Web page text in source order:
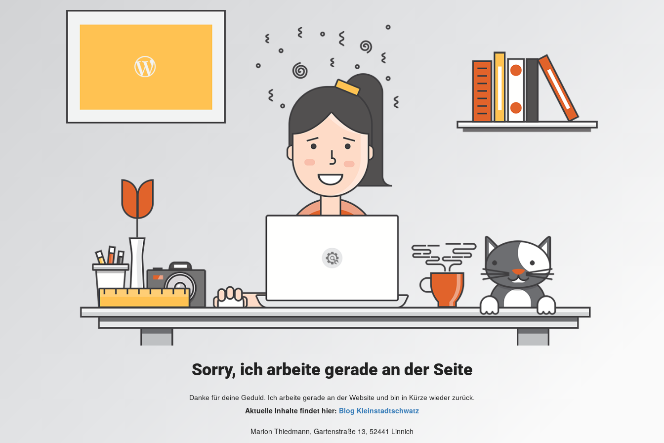
Sorry, ich arbeite gerade an der Seite
Danke für deine Geduld. Ich arbeite gerade an der Website und bin in Kürze wieder zurück.
Aktuelle Inhalte findet hier: Blog Kleinstadtschwatz
Marion Thiedmann, Gartenstraße 13, 52441 Linnich